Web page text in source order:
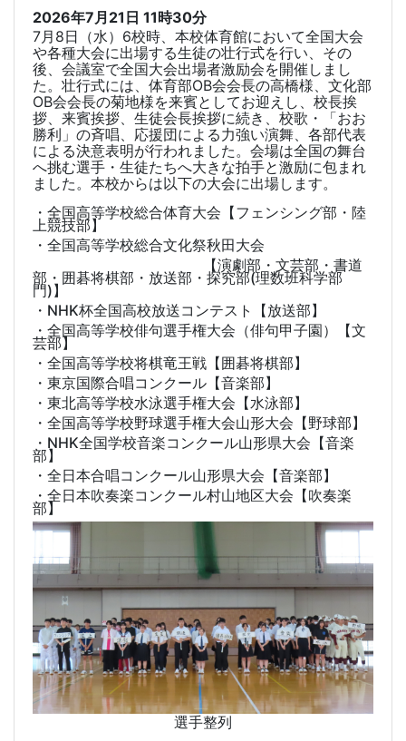
2026年7月21日 11時30分
7月 8日（水） 6校時、本校体育館において全国大会
や各種大会に出場する生徒の壮行式を行い、その
後、会議室で全国大会出場者激励会を開催しまし
た。 壮行式には、体育部OB会会長の高橋様、文化部
OB会会長の菊地様を来賓としてお迎えし、校長挨
拶、来賓挨拶、生徒会長挨拶に続き、校歌・「おお
勝利」の斉唱、応援団による力強い演舞、各部代表
による決意表明が行われました。会場は全国の舞台
へ挑む選手・生徒たちへ大きな拍手と激励に包まれ
ました。 本校からは以下の大会に出場します。
・全国高等学校総合体育大会【フェンシング部・陸
上競技部】
・全国高等学校総合文化祭秋田大会
【演劇部・文芸部・書道
部・囲碁将棋部・放送部・探究部(理数班科学部
門)】
・ NHK杯全国高校放送コンテスト【放送部】
・全国高等学校俳句選手権大会（俳句甲子園）【文
芸部】
・全国高等学校将棋竜王戦【囲碁将棋部】
・東京国際合唱コンクール【音楽部】
・東北高等学校水泳選手権大会【水泳部】
・全国高等学校野球選手権大会山形大会【野球部】
・ NHK全国学校音楽コンクール山形県大会【音楽
部】
・全日本合唱コンクール山形県大会【音楽部】
・全日本吹奏楽コンクール村山地区大会【吹奏楽
部】
選手整列